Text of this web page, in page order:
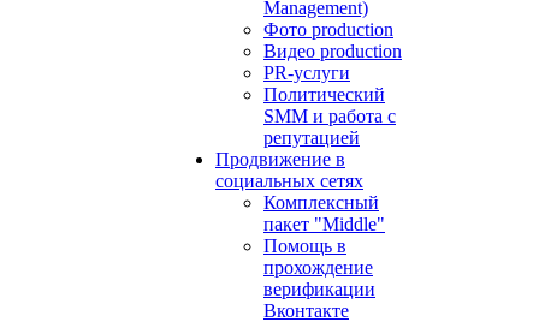
Management)
Фото production
Видео production
PR-услуги
Политический
SMM и работа с
репутацией
Продвижение в
социальных сетях
Комплексный
пакет "Middle"
Помощь в
прохождение
верификации
Вконтакте